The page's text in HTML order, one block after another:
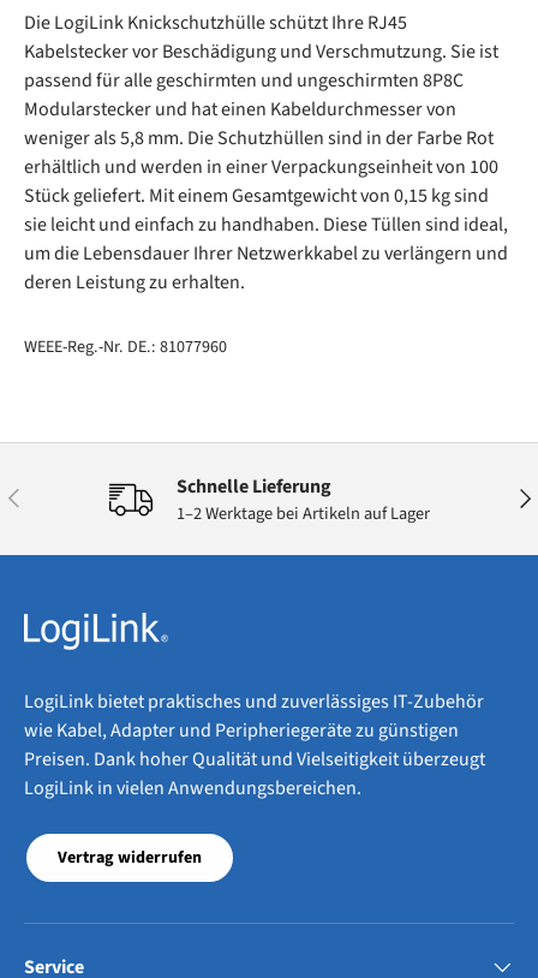
Die LogiLink Knickschutzhülle schützt Ihre RJ45
Kabelstecker vor Beschädigung und Verschmutzung. Sie ist
passend für alle geschirmten und ungeschirmten 8P8C
Modularstecker und hat einen Kabeldurchmesser von
weniger als 5,8 mm. Die Schutzhüllen sind in der Farbe Rot
erhältlich und werden in einer Verpackungseinheit von 100
Stück geliefert. Mit einem Gesamtgewicht von 0,15 kg sind
sie leicht und einfach zu handhaben. Diese Tüllen sind ideal,
um die Lebensdauer Ihrer Netzwerkkabel zu verlängern und
deren Leistung zu erhalten.
WEEE-Reg.-Nr. DE.: 81077960
Vorherige Schnelle Lieferung
1–2 Werktage bei Artikeln auf Lager
LogiLink bietet praktisches und zuverlässiges IT-Zubehör
wie Kabel, Adapter und Peripheriegeräte zu günstigen
Preisen. Dank hoher Qualität und Vielseitigkeit überzeugt
LogiLink in vielen Anwendungsbereichen.
Vertrag widerrufen
Service